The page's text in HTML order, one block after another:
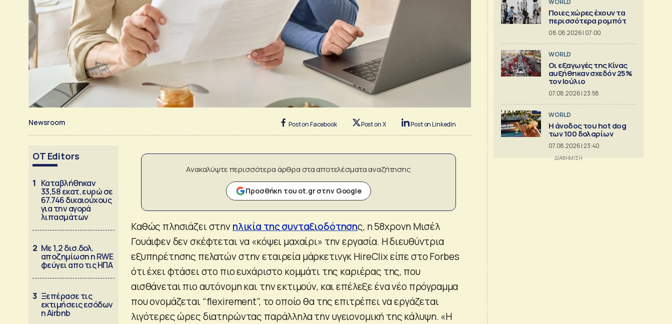
Newsroom Post on Facebook Post on X Post on LinkedIn
OT Editors
1 Καταβλήθηκαν
33,58 εκατ. ευρώ σε
67.746 δικαιούχους
για την αγορά
λιπασμάτων
2 Με 1,2 δισ.δολ.
αποζημίωση η RWE
φεύγει απο τις ΗΠΑ
3 Ξεπέρασε τις
εκτιμήσεις εσόδων
η Airbnb
Ανακαλύψτε περισσότερα άρθρα στα αποτελέσματα αναζήτησης
Προσθήκη του ot.gr στην Google
Καθώς πλησιάζει στην ηλικία της συνταξιοδότησης, η 58χρονη Μισέλ
Γουάιφεν δεν σκέφτεται να «κόψει μαχαίρι» την εργασία. Η διευθύντρια
εξυπηρέτησης πελατών στην εταιρεία μάρκετινγκ HireClix είπε στο Forbes
ότι έχει φτάσει στο πιο ευχάριστο κομμάτι της καριέρας της, που
αισθάνεται πιο αυτόνομη και την εκτιμούν, και επέλεξε ένα νέο πρόγραμμα
που ονομάζεται “flexirement”, το οποίο θα της επιτρέπει να εργάζεται
λιγότερες ώρες διατηρώντας παράλληλα την υγειονομική της κάλυψη. «Η
WORLD
Ποιες χώρες έχουν τα
περισσότερα ρομπότ
08.08.2026 | 07:00
WORLD
Οι εξαγωγές της Κίνας
αυξήθηκαν σχεδόν 25%
τον Ιούλιο
07.08.2026 | 23:58
WORLD
Η άνοδος του hot dog
των 100 δολαρίων
07.08.2026 | 23:40